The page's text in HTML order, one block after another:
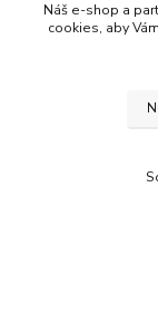
Pracovní
+420
Náš e-shop a
cookies, aby